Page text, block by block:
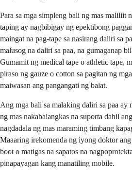
Para sa mga simpleng bali ng mas maliliit
taping ay nagbibigay ng epektibong
maingat na pag-tape sa nasirang daliri sa
malusog na daliri sa paa, na gumaganap
Gumamit ng medical tape o athletic tape,
piraso ng gauze o cotton sa pagitan ng
maiwasan ang pangangati ng balat.
Ang mga bali sa malaking daliri sa paa ay
ng mas nakabalangkas na suporta dahil
nagdadala ng mas maraming timbang
Maaaring irekomenda ng iyong doktor
boot o matigas na sapatos na
pinapayagan kang manatiling mobile.